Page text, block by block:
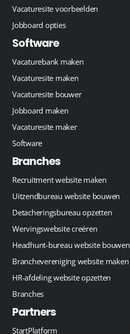
Vacaturesite voorbeelden
Jobboard opties
Software
Vacaturebank maken
Vacaturesite maken
Vacaturesite bouwer
Jobboard maken
Vacaturesite maker
Software
Branches
Recruitment website maken
Uitzendbureau website bouwen
Detacheringsbureau opzetten
Wervingswebsite creëren
Headhunt-bureau website bouwen
Branchevereniging website maken
HR-afdeling website opzetten
Branches
Partners
StartPlatform